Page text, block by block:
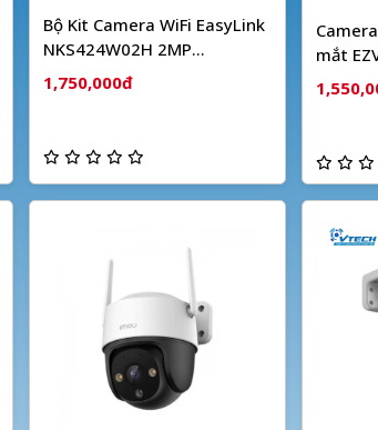
Bộ Kit Camera WiFi EasyLink
NKS424W02H 2MP
HIKVISION
1,750,000đ
mắt